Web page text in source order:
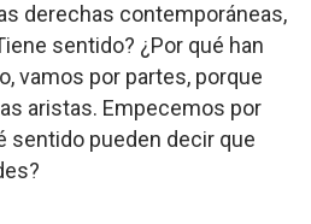
derechas contemporáneas,
sentido? ¿Por qué han
vamos por partes, porque
aristas. Empecemos por
sentido pueden decir que